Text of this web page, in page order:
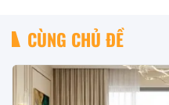
CÙNG CHỦ ĐỀ